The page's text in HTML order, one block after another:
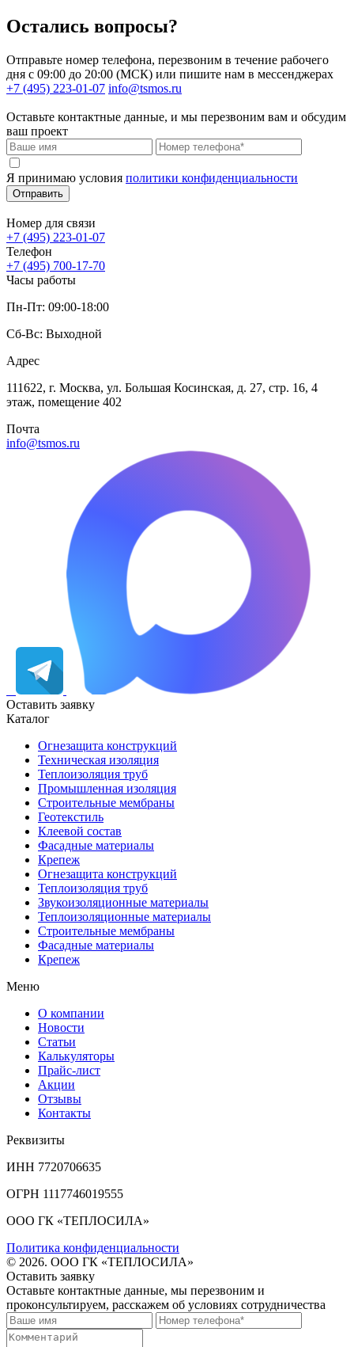
Остались вопросы?
Отправьте номер телефона, перезвоним в течение рабочего
дня с 09:00 до 20:00 (МСК) или пишите нам в мессенджерах
+7 (495) 223-01-07 info@tsmos.ru
Оставьте контактные данные, и мы перезвоним вам и обсудим
ваш проект
Я принимаю условия политики конфиденциальности
Отправить
Номер для связи
+7 (495) 223-01-07
Телефон
+7 (495) 700-17-70
Часы работы
Пн-Пт: 09:00-18:00
Сб-Вс: Выходной
Адрес
111622, г. Москва, ул. Большая Косинская, д. 27, стр. 16, 4
этаж, помещение 402
Почта
info@tsmos.ru
Оставить заявку
Каталог
Огнезащита конструкций
Техническая изоляция
Теплоизоляция труб
Промышленная изоляция
Строительные мембраны
Геотекстиль
Клеевой состав
Фасадные материалы
Крепеж
Огнезащита конструкций
Теплоизоляция труб
Звукоизоляционные материалы
Теплоизоляционные материалы
Строительные мембраны
Фасадные материалы
Крепеж
Меню
О компании
Новости
Статьи
Калькуляторы
Прайс-лист
Акции
Отзывы
Контакты
Реквизиты
ИНН 7720706635
ОГРН 1117746019555
ООО ГК «ТЕПЛОСИЛА»
Политика конфиденциальности
© 2026. ООО ГК «ТЕПЛОСИЛА»
Оставить заявку
Оставьте контактные данные, мы перезвоним и
проконсультируем, расскажем об условиях сотрудничества